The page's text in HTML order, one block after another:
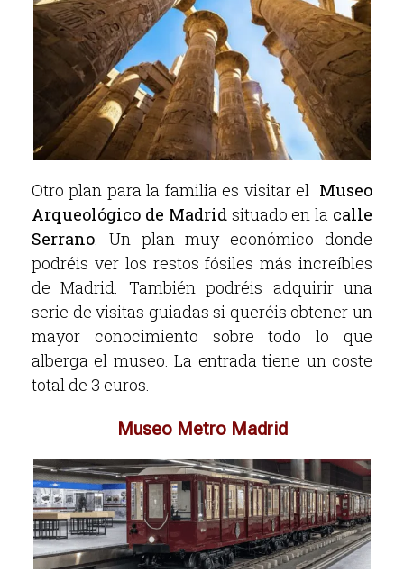
Otro plan para la familia es visitar el Museo
Arqueológico de Madridsituado en la calle
Serrano. Un plan muy económico donde
podréis ver los restos fósiles más increíbles
de Madrid. También podréis adquirir una
serie de visitas guiadas si queréis obtener un
mayor conocimiento sobre todo lo que
alberga el museo. La entrada tiene un coste
total de 3 euros.
Museo Metro Madrid